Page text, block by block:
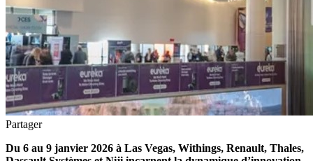
Partager
Du 6 au 9 janvier 2026 à Las Vegas, Withings, Renault, Thales,